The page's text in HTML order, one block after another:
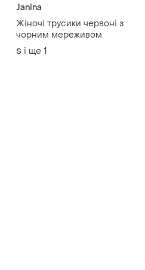
Janina
Жіночі трусики червоні з
чорним мереживом
S і ще 1